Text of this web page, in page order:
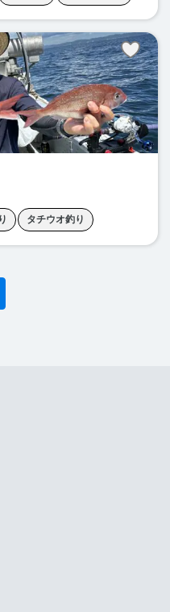
タチウオ釣り
イカ釣り ワラサ釣り